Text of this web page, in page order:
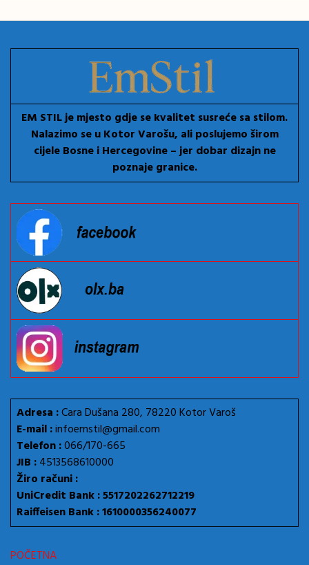
EM STIL je mjesto gdje se kvalitet susreće sa stilom.
Nalazimo se u Kotor Varošu, ali poslujemo širom
cijele Bosne i Hercegovine – jer dobar dizajn ne
poznaje granice.
Adresa :Cara Dušana 280, 78220 Kotor Varoš
E-mail :infoemstil@gmail.com
Telefon :066/170-665
JIB :4513568610000
Žiro računi :
UniCredit Bank : 5517202262712219
Raiffeisen Bank : 1610000356240077
POČETNA